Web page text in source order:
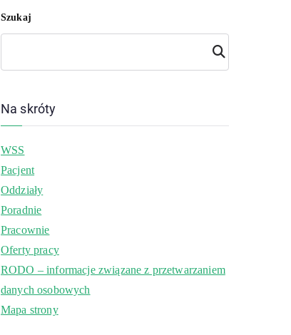
Szukaj
Szuk
aj
Na skróty
WSS
Pacjent
Oddziały
Poradnie
Pracownie
Oferty pracy
RODO – informacje związane z przetwarzaniem
danych osobowych
Mapa strony